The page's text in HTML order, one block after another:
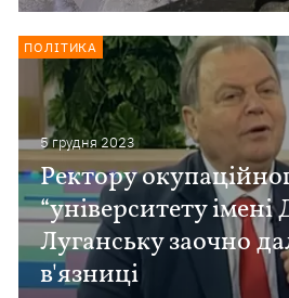
5 грудня 2023
Ректору
“університету імені
Луганську заочно
в'язниці
ПОЛІТИКА